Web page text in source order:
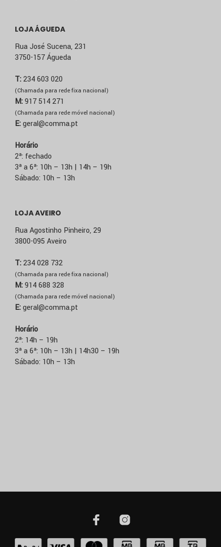
LOJA ÁGUEDA
Rua José Sucena, 231
3750-157 Águeda
T:234 603 020
(Chamada para rede fixa nacional)
M:917 514 271
(Chamada para rede móvel nacional)
E:geral@comma.pt
Horário
2ª: fechado
3ª a 6ª: 10h – 13h | 14h – 19h
Sábado: 10h – 13h
LOJA AVEIRO
Rua Agostinho Pinheiro, 29
3800-095 Aveiro
T:234 028 732
(Chamada para rede fixa nacional)
M:914 688 328
(Chamada para rede móvel nacional)
E:geral@comma.pt
Horário
2ª: 14h – 19h
3ª a 6ª: 10h – 13h | 14h30 – 19h
Sábado: 10h – 13h